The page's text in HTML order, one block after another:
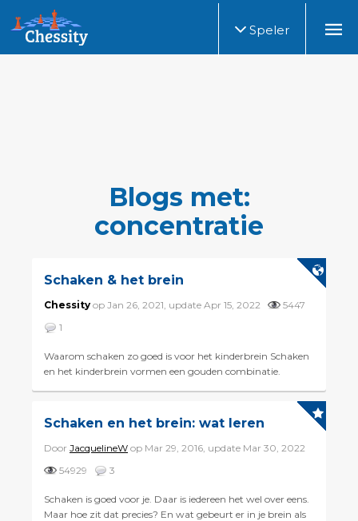
Speler
Blogs met:
concentratie
Schaken & het brein
Chessity op Jan 26, 2021, update Apr 15, 2022
5447
1
Waarom schaken zo goed is voor het kinderbrein Schaken
en het kinderbrein vormen een gouden combinatie.
Schaken en het brein: wat leren
Door JacquelineW op Mar 29, 2016, update Mar 30, 2022
54929
3
Schaken is goed voor je. Daar is iedereen het wel over eens.
Maar hoe zit dat precies? En wat gebeurt er in je brein als